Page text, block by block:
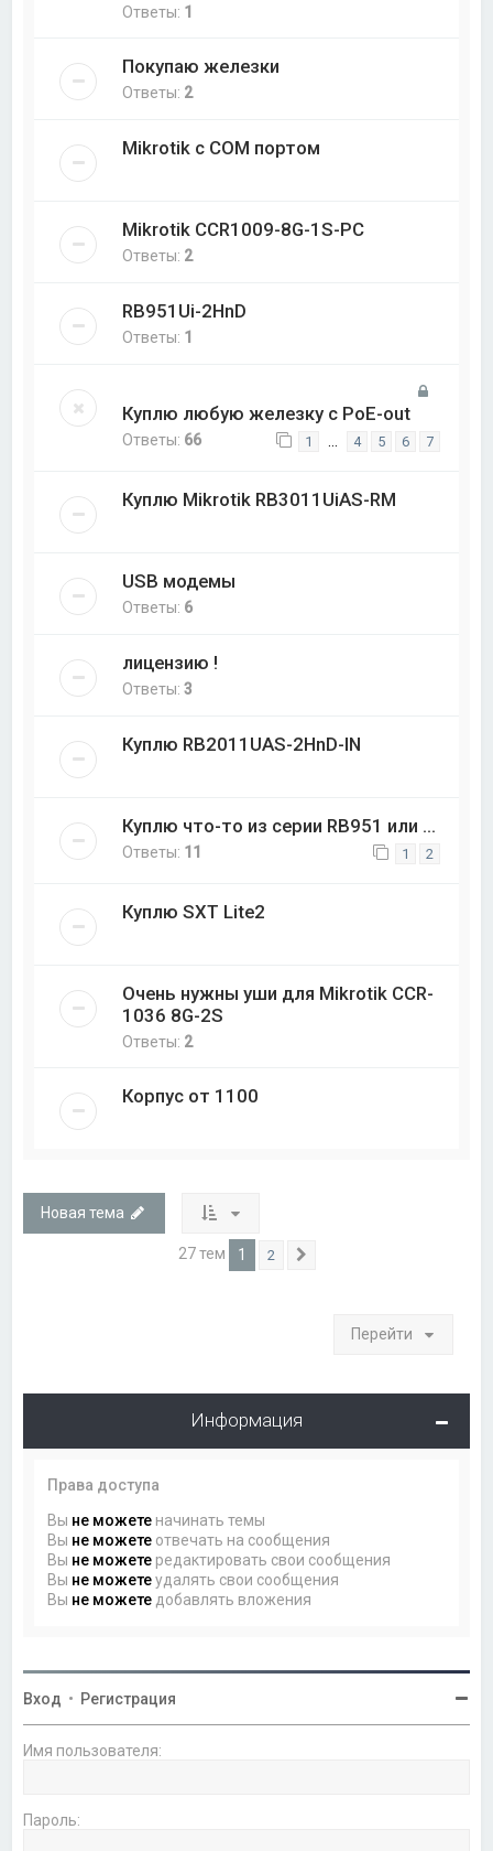
Ответы: 1
Покупаю железки
Ответы: 2
Mikrotik с COM портом
Mikrotik CCR1009-8G-1S-PC
Ответы: 2
RB951Ui-2HnD
Ответы: 1
Куплю любую железку с PoE-out
Ответы: 66 1 4 5 6 7
Куплю Mikrotik RB3011UiAS-RM
USB модемы
Ответы: 6
лицензию !
Ответы:3
Куплю RB2011UAS-2HnD-IN
Куплю что-то из серии RB951 или ...
Ответы: 11 1 2
Куплю SXT Lite2
Очень нужны уши для Mikrotik CCR-
1036 8G-2S
Ответы: 2
Корпус от 1100
Новая тема
27 тем 1 2
Перейти
Информация
Права доступа
Вы не можете начинать темы
Вы не можете отвечать на сообщения
Вы не можете редактировать свои сообщения
Вы не можетеудалять свои сообщения
Вы не можете добавлять вложения
Вход • Регистрация
Имя пользователя:
Пароль: